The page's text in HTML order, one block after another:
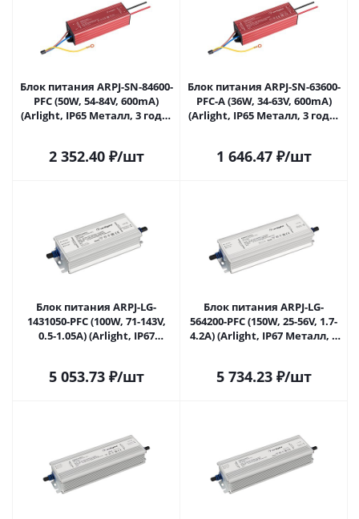
Блок питания ARPJ-SN-84600-
PFC (50W, 54-84V, 600mA)
(Arlight, IP65 Металл, 3 года)
2 352.40₽/шт
Блок питания ARPJ-SN-63600-
PFC-A (36W, 34-63V, 600mA)
(Arlight, IP65 Металл, 3 года)
1 646.47₽/шт
Блок питания ARPJ-LG-
1431050-PFC (100W, 71-143V,
0.5-1.05A) (Arlight, IP67
5 053.73₽/шт
Блок питания ARPJ-LG-
564200-PFC (150W, 25-56V, 1.7-
4.2A) (Arlight, IP67 Металл, 5
5 734.23₽/шт